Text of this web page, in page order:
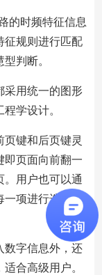
的时频特征信息
征规则进行匹配
判断。
采用统一的图形
学设计。
页键和后页键灵
即页面向前翻一
。用户也可以通
一项进行选择。
数字信息外，还
合高级用户。